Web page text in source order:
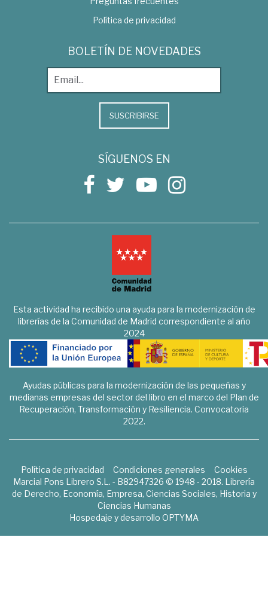
Política de privacidad
BOLETÍN DE NOVEDADES
SUSCRIBIRSE
SÍGUENOS EN
Esta actividad ha recibido una ayuda para la modernización de
librerías de la Comunidad de Madrid correspondiente al año
2024
Ayudas públicas para la modernización de las pequeñas y
medianas empresas del sector del libro en el marco del Plan de
Recuperación, Transformación y Resiliencia. Convocatoria
2022.
Política de privacidad Condiciones generales
Cookies
Marcial Pons Librero S.L. - B82947326 © 1948 - 2018. Librería
de Derecho, Economía, Empresa, Ciencias Sociales, Historia y
Ciencias Humanas
Hospedaje y desarrollo OPTYMA